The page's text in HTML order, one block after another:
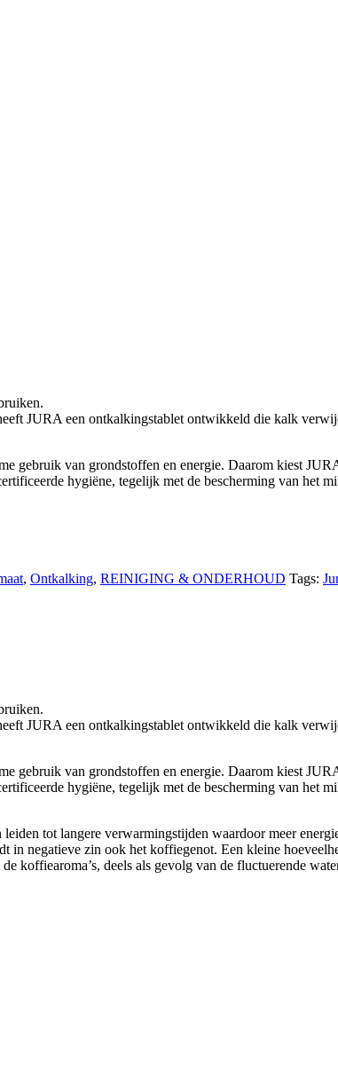
JURA een ontkalkingstablet ontwikkeld die kalk
gebruik van grondstoffen en energie. Daarom kiest
hygiëne, tegelijk met de bescherming van het
, Ontkalking, REINIGING & ONDERHOUD Tags:
JURA een ontkalkingstablet ontwikkeld die kalk
gebruik van grondstoffen en energie. Daarom kiest
hygiëne, tegelijk met de bescherming van het
tot langere verwarmingstijden waardoor meer
negatieve zin ook het koffiegenot. Een kleine
koffiearoma’s, deels als gevolg van de fluctuerende